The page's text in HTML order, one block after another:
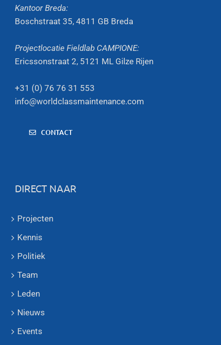
Kantoor Breda:
Boschstraat 35, 4811 GB Breda
Projectlocatie Fieldlab CAMPIONE:
Ericssonstraat 2, 5121 ML Gilze Rijen
+31 (0) 76 76 31 553
info@worldclassmaintenance.com
CONTACT
DIRECT NAAR
Projecten
Kennis
Politiek
Team
Leden
Nieuws
Events